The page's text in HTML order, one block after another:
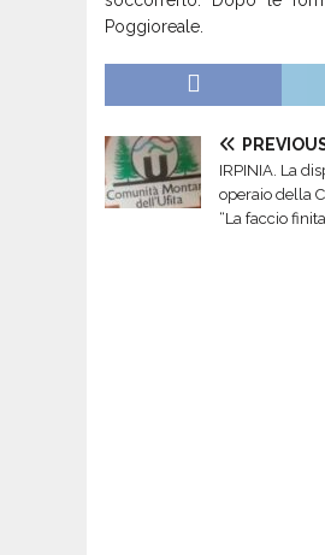
Poggioreale.
IRPINIA. La
operaio della
“La faccio